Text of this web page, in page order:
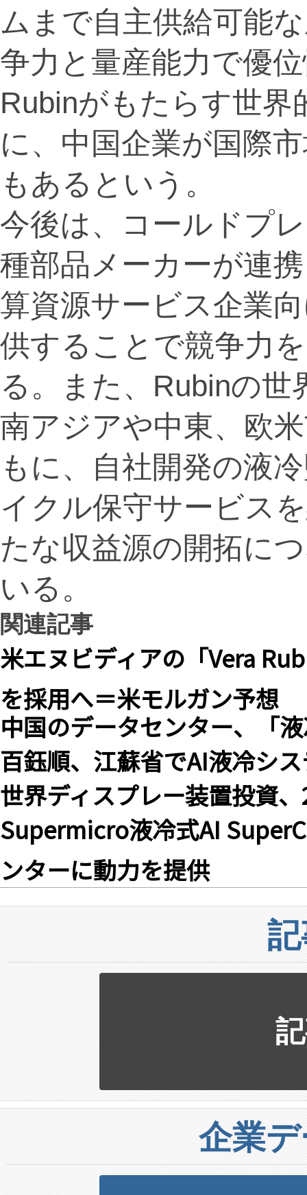
ムまで自主供給可能
争力と量産能力で優
Rubinがもたらす世界
に、中国企業が国際
もあるという。
今後は、コールドプ
種部品メーカーが連
算資源サービス企業
供することで競争力
る。また、Rubinの
南アジアや中東、欧
もに、自社開発の液
イクル保守サービス
たな収益源の開拓に
いる。
関連記事
米エヌビディアの「Vera
を採用へ＝米モルガン予想
中国のデータセンター、「
百鈺順、江蘇省でAI液冷シ
世界ディスプレー装置投資
Supermicro液冷式AI
ンターに動力を提供
企業